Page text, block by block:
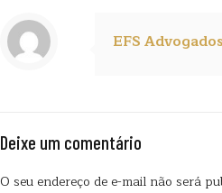
EFS
Deixe um comentário
O seu endereço de e-mail não será